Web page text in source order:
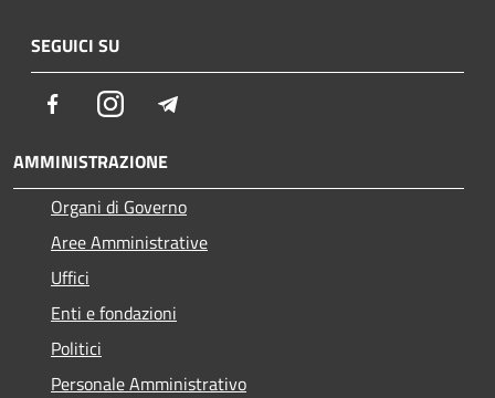
SEGUICI SU
FacebookInstagram
AMMINISTRAZIONE
Organi di Governo
Aree Amministrative
Uffici
Enti e fondazioni
Politici
Personale Amministrativo